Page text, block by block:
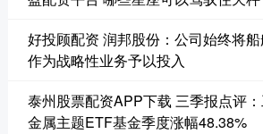
好投顾配资 润邦股份：公司始终将
作为战略性业务予以投入
泰州股票配资APP下载 三季报点评
金属主题ETF基金季度涨幅48.38%